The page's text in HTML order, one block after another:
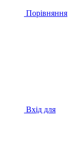
Порівняння
Вхід для